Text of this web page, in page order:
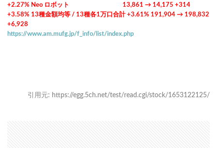
+2.27% Neo ロボット 13,861 → 14,175 +314
+3.58% 13種金額均等 / 13種各1万口合計 +3.61% 191,904 → 198,832
+6,928
https://www.am.mufg.jp/f_info/list/index.php
引用元: https://egg.5ch.net/test/read.cgi/stock/1653122125/